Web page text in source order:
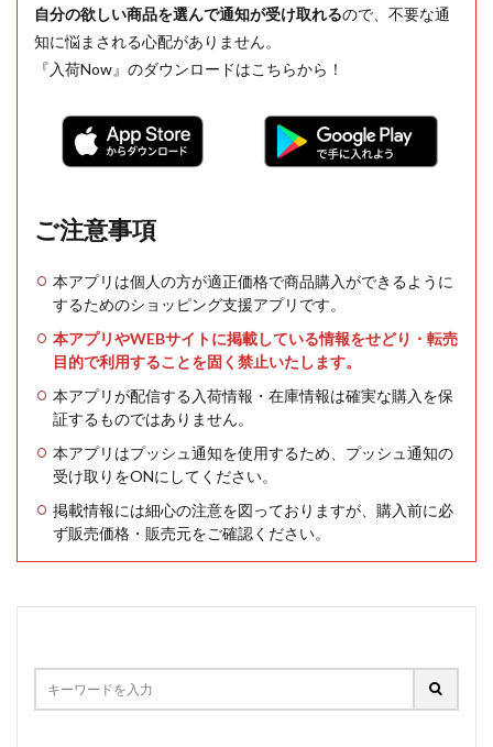
自分の欲しい商品を選んで通知が受け取れるので、不要な通
知に悩まされる心配がありません。
『入荷Now』のダウンロードはこちらから！
ご注意事項
本アプリは個人の方が適正価格で商品購入ができるように
するためのショッピング支援アプリです。
本アプリやWEBサイトに掲載している情報をせどり・転売
目的で利用することを固く禁止いたします。
本アプリが配信する入荷情報・在庫情報は確実な購入を保
証するものではありません。
本アプリはプッシュ通知を使用するため、プッシュ通知の
受け取りをONにしてください。
掲載情報には細心の注意を図っておりますが、購入前に必
ず販売価格・販売元をご確認ください。